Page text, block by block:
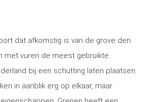
dat afkomstig is van de grove den.
met vuren de meest gebruikte
bij een schutting laten plaatsen.
in aanblik erg op elkaar, maar